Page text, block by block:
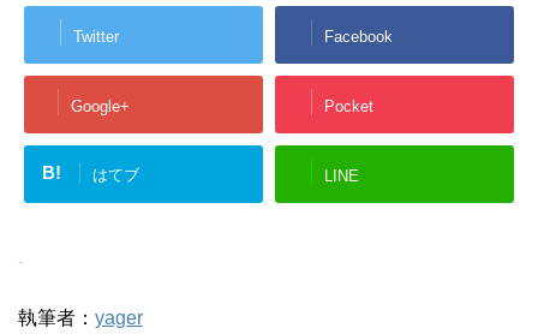
Twitter Facebook
Google+ Pocket
B! はてブ LINE
-
執筆者： yager